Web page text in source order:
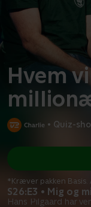
Hvem
• Quiz-
S26:E3 • Mig og
Hans Pilgaard har
*Kræver pakken Basis.